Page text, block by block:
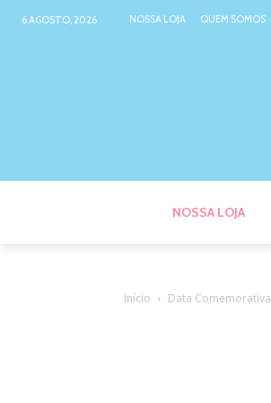
6 AGOSTO, 2026 NOSSA LOJA QUEM SOMOS
NOSSA LOJA
Início Data Comemorativa